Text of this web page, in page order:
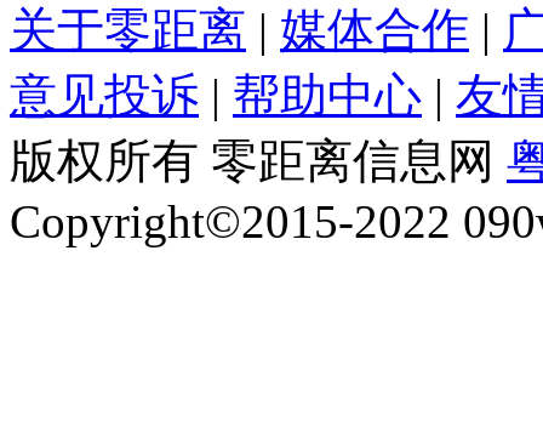
关于零距离 | 媒体合作 |
意见投诉 | 帮助中心 | 友
版权所有 零距离信息网
Copyright©2015-2022